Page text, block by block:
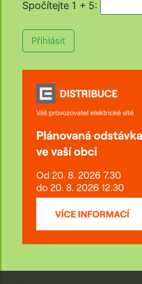
Spočítejte 1 + 5:
Přihlásit